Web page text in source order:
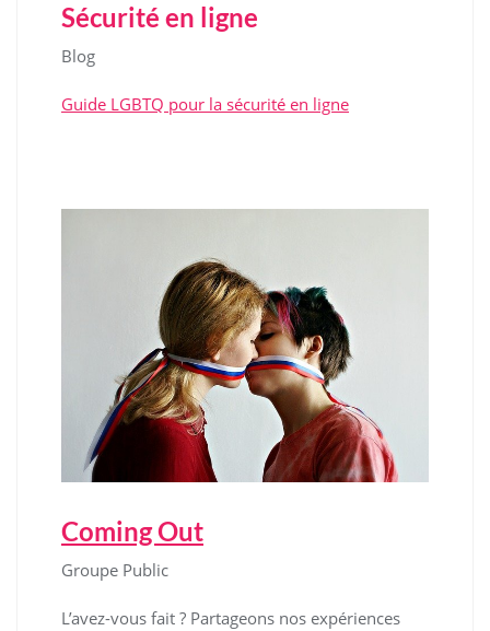
Sécurité en ligne
Blog
Guide LGBTQ pour la sécurité en ligne
Coming Out
Groupe Public
L’avez-vous fait ? Partageons nos expériences